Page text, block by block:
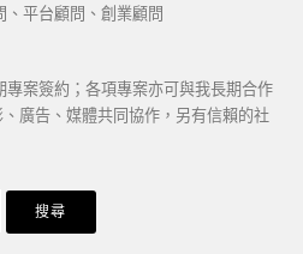
平台顧問、創業顧問
案簽約；各項專案亦可與我長期合作
廣告、媒體共同協作，另有信賴的社